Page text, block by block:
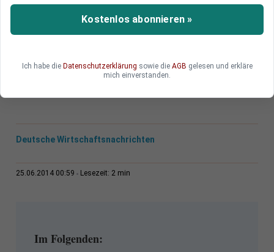
Wegen des Bilanzchecks und des
sind faule Kredite. Dazu kommt ein gewaltiges
Deutsche Wirtschaftsnachrichten
25.06.2014 00:59 Lesezeit: 2 min
Im Folgenden:
Kostenlos abonnieren »
Ich habe die Datenschutzerklärung sowie die AGB gelesen und erkläre
mich einverstanden.